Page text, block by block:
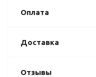
Оплата
Доставка
Отзывы